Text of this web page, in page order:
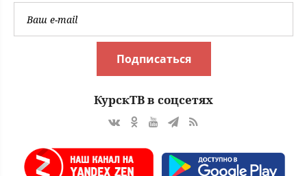
Подписаться
КурскТВ в соцсетях